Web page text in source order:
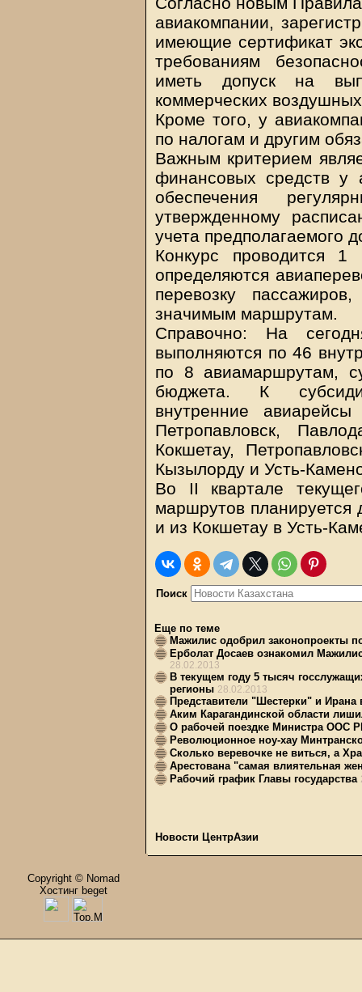
авиакомпании,
имеющие сертификат
требованиям
иметь допуск на
коммерческих
Кроме того, у
по налогам и другим
Важным критерием
финансовых средств у
обеспечения
утвержденному
учета предполагаемого
Конкурс проводится
определяются
перевозку
значимым маршрутам.
Справочно: На
выполняются по 46
по 8 авиамаршрутам,
бюджета. К
внутренние
Петропавловск,
Кокшетау,
Кызылорду и Усть-
Во II квартале
маршрутов
и из Кокшетау в Усть-
Поиск
Еще по теме
Мажилис одобрил законопроекты
Ерболат Досаев ознакомил
28.02.2013
В текущем году 5 тысяч
регионы 28.02.2013
Представители "Шестерки" и Ирана
Аким Карагандинской области
О рабочей поездке Министра ООС
Революционное ноу-хау
Сколько веревочке не виться, а
Арестована "самая влиятельная
Рабочий график Главы государства
Новости ЦентрАзии
Copyright © Nomad
Хостинг beget